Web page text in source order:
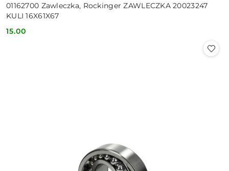
01162700 Zawleczka, Rockinger ZAWLECZKA 20023247
KULI 16X61X67
Cena:
15.00